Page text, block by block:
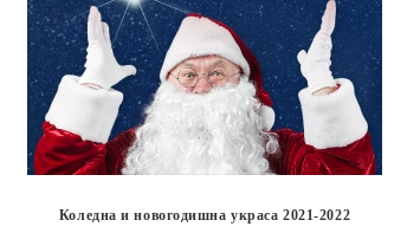
Коледна и новогодишна украса 2021-2022